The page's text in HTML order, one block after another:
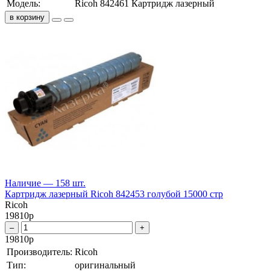
Модель: Ricoh 842461 Картридж лазерный
в корзину
Наличие — 158 шт.
Картридж лазерный Ricoh 842453 голубой 15000 стр
Ricoh
19810р
– +
19810р
Производитель: Ricoh
Тип:
оригинальный